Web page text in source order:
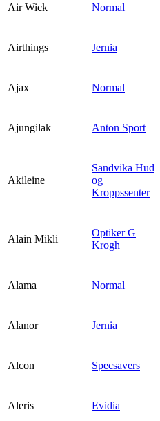
Air Wick Normal
Airthings Jernia
Ajax Normal
Ajungilak Anton Sport
Akileine
Sandvika Hud
og
Kroppssenter
Alain Mikli
Optiker G
Krogh
Alama Normal
Alanor Jernia
Alcon Specsavers
Aleris Evidia